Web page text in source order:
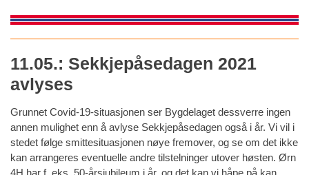
11.05.: Sekkjepåsedagen 2021
avlyses
Grunnet Covid-19-situasjonen ser Bygdelaget dessverre ingen
annen mulighet enn å avlyse Sekkjepåsedagen også i år. Vi vil i
stedet følge smittesituasjonen nøye fremover, og se om det ikke
kan arrangeres eventuelle andre tilstelninger utover høsten. Ørn
4H har f. eks. 50-årsjubileum i år, og det kan vi håpe på kan